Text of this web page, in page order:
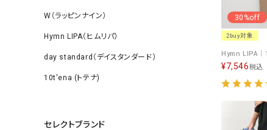
W（ラッピンナイン）
Hymn LIPA（ヒムリパ）
day standard（デイスタンダード）
10t'ena (トテナ)
セレクトブランド
30%off
2buy対象
¥7,546税込